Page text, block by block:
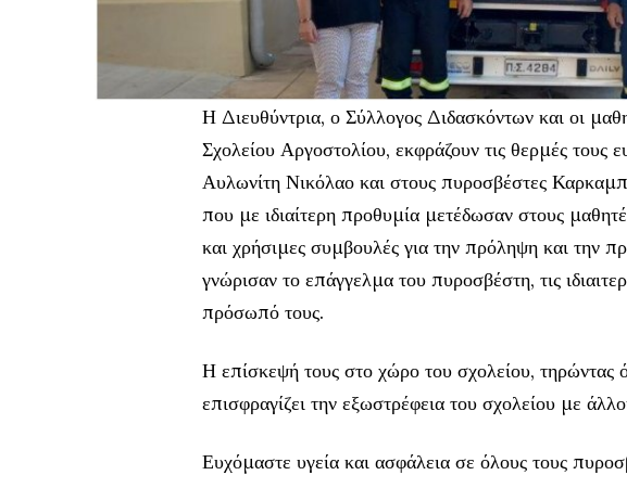
Η Διευθύντρια, ο Σύλλογος Διδασκόντων και οι
Σχολείου Αργοστολίου, εκφράζουν τις θερμές τους
Αυλωνίτη Νικόλαο και στους πυροσβέστες
που με ιδιαίτερη προθυμία μετέδωσαν στους
και χρήσιμες συμβουλές για την πρόληψη και την
γνώρισαν το επάγγελμα του πυροσβέστη, τις
πρόσωπό τους.
Η επίσκεψή τους στο χώρο του σχολείου, τηρώντας
επισφραγίζει την εξωστρέφεια του σχολείου με
Ευχόμαστε υγεία και ασφάλεια σε όλους τους